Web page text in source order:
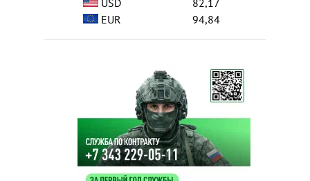
USD
82,17
EUR
94,84